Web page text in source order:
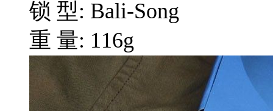
锁 型: Bali-Song
重 量: 116g